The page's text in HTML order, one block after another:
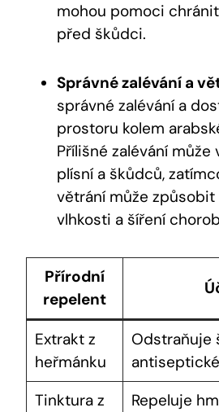
mohou pomoci
před škůdci.
Správné zalévání a
správné zalévání a
prostoru kolem
Přílišné zalévání může
plísní a škůdců,
větrání může
vlhkosti a šíření
Přírodní
repelent
Extrakt z
heřmánku
Odstraňuje
Tinktura z
Repeluje